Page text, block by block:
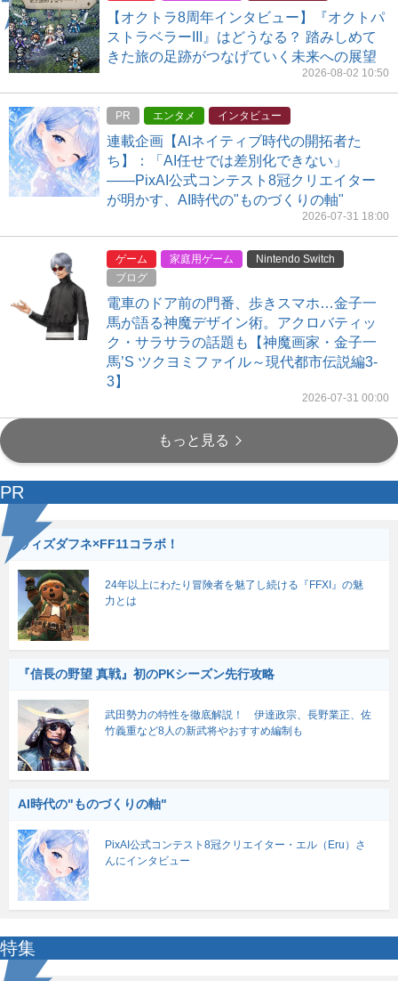
【オクトラ8周年インタビュー】『オクトパ
ストラベラーIII』はどうなる？ 踏みしめて
きた旅の足跡がつなげていく未来への展望
2026-08-02 10:50
PR エンタメ インタビュー
連載企画【AIネイティブ時代の開拓者た
ち】：「AI任せでは差別化できない」
――PixAI公式コンテスト8冠クリエイター
が明かす、AI時代の"ものづくりの軸"
2026-07-31 18:00
ゲーム 家庭用ゲーム
Nintendo Switch
ブログ
電車のドア前の門番、歩きスマホ…金子一
馬が語る神魔デザイン術。アクロバティッ
ク・サラサラの話題も【神魔画家・金子一
馬’S ツクヨミファイル～現代都市伝説編3-
3】
2026-07-31 00:00
もっと見る
PR
ウィズダフネ×FF11コラボ！
24年以上にわたり冒険者を魅了し続ける『FFXI』の魅
力とは
『信長の野望 真戦』初のPKシーズン先行攻略
武田勢力の特性を徹底解説！ 伊達政宗、長野業正、佐
竹義重など8人の新武将やおすすめ編制も
AI時代の"ものづくりの軸"
PixAI公式コンテスト8冠クリエイター・エル（Eru）さ
んにインタビュー
特集